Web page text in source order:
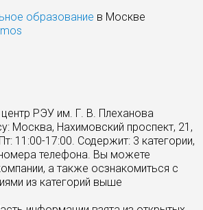
образование в Москве
РЭУ им. Г. В. Плеханова
Москва, Нахимовский проспект, 21,
11:00-17:00. Содержит: 3 категории,
телефона. Вы можете
а также осзнакомиться с
из категорий выше